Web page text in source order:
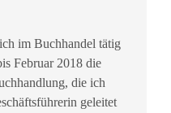
im Buchhandel tätig
Februar 2018 die
die ich
geleitet